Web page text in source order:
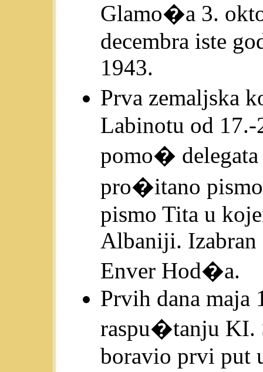
Glamo�a 3.
decembra iste
1943.
Prva zemaljska
Labinotu od 17.-
pomo�
pro�itano
pismo Tita u
Albaniji. Izabran
Enver Hod�a.
Prvih dana maja
raspu�tanju KI.
boravio prvi put